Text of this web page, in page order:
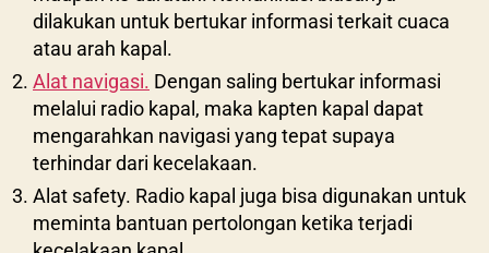
dilakukan untuk bertukar informasi terkait cuaca
atau arah kapal.
Alat navigasi. Dengan saling bertukar informasi
melalui radio kapal, maka kapten kapal dapat
mengarahkan navigasi yang tepat supaya
terhindar dari kecelakaan.
Alat safety. Radio kapal juga bisa digunakan untuk
meminta bantuan pertolongan ketika terjadi